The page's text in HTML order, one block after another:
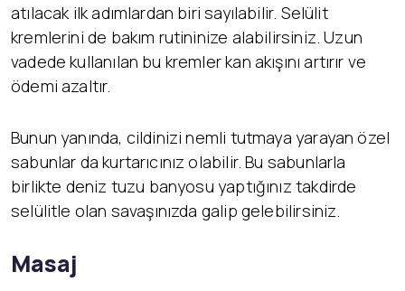
atılacak ilk adımlardan biri sayılabilir. Selülit
kremlerini de bakım rutininize alabilirsiniz. Uzun
vadede kullanılan bu kremler kan akışını artırır ve
ödemi azaltır.
Bunun yanında, cildinizi nemli tutmaya yarayan özel
sabunlar da kurtarıcınız olabilir. Bu sabunlarla
birlikte deniz tuzu banyosu yaptığınız takdirde
selülitle olan savaşınızda galip gelebilirsiniz.
Masaj